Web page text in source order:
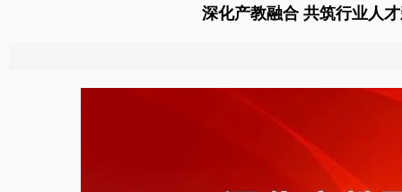
深化产教融合 共筑行业人